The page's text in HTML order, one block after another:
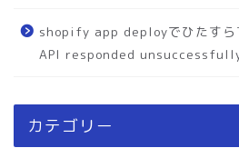
shopify app deployでひたす
API responded
カテゴリー